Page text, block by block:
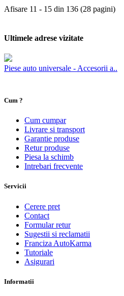
Afisare 11 - 15 din 136 (28 pagini)
Ultimele adrese vizitate
Piese auto universale - Accesorii a..
Cum ?
Cum cumpar
Livrare si transport
Garantie produse
Retur produse
Piesa la schimb
Intrebari frecvente
Servicii
Cerere pret
Contact
Formular retur
Sugestii si reclamatii
Franciza AutoKarma
Tutoriale
Asigurari
Informatii